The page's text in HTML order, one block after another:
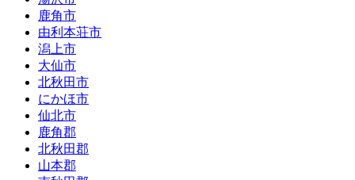
鹿角市
由利本荘市
潟上市
大仙市
北秋田市
にかほ市
仙北市
鹿角郡
北秋田郡
山本郡